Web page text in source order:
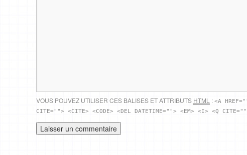
VOUS POUVEZ UTILISER CES BALISES ET ATTRIBUTS HTML : <A
CITE=""> <CITE> <CODE> <DEL DATETIME=""> <EM> <I> <Q